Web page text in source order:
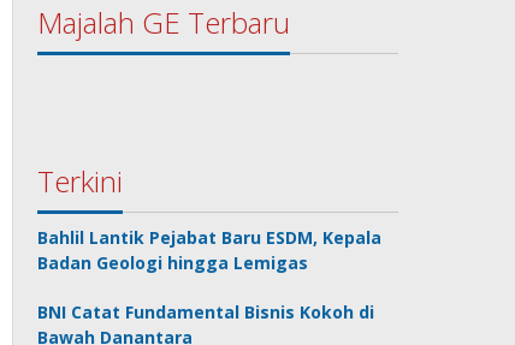
Majalah GE Terbaru
Terkini
Bahlil Lantik Pejabat Baru ESDM, Kepala
Badan Geologi hingga Lemigas
BNI Catat Fundamental Bisnis Kokoh di
Bawah Danantara